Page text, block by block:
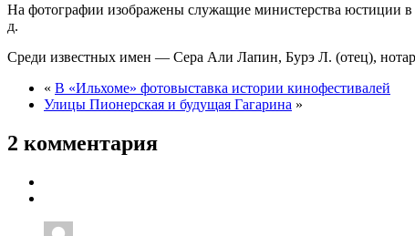
На фотографии изображены служащие министерства юстиции
д.
Среди известных имен — Сера Али Лапин, Бурэ Л. (отец),
« В «Ильхоме» фотовыставка истории кинофестивалей
Улицы Пионерская и будущая Гагарина »
2 комментария